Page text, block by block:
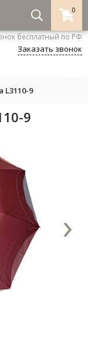
0
8-800-333-5530
бесплатный по РФ
Заказать звонок
L3110-9
9
›